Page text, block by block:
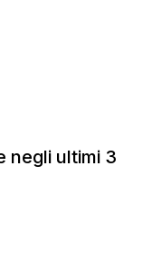
negli ultimi 3